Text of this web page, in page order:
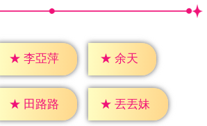
★ 李亞萍 ★ 余天
★ 田路路 ★ 丟丟妹